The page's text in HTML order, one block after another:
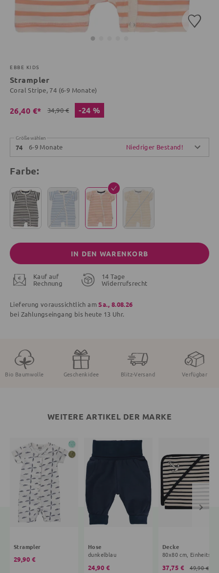
EBBE KIDS
Strampler
Coral Stripe, 74 (6-9 Monate)
26,40 €* 34,90 € -24 %
Größe wählen
74 6-9 Monate Niedriger Bestand!
Farbe:
IN DEN WARENKORB
Kauf auf
Rechnung
14 Tage
Widerrufsrecht
Lieferung voraussichtlich amSa., 8.08.26
bei Zahlungseingang bis heute 13 Uhr.
Bio Baumwolle Geschenkidee Blitz-Versand Verfügbar
WEITERE ARTIKEL DER MARKE
Strampler
29,90 €
Hose
dunkelblau
24,90 €
Decke
37,75 € 49,90 €